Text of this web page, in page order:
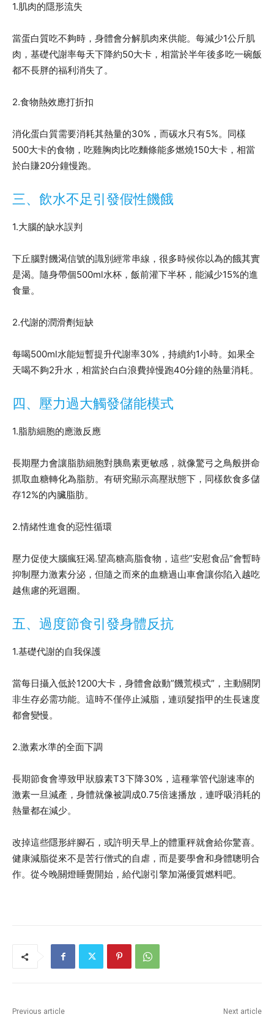
1.肌肉的隱形流失
當蛋白質吃不夠時，身體會分解肌肉來供能。每減少1公斤肌
肉，基礎代謝率每天下降約50大卡，相當於半年後多吃一碗飯
都不長胖的福利消失了。
2.食物熱效應打折扣
消化蛋白質需要消耗其熱量的30%，而碳水只有5%。同樣
500大卡的食物，吃雞胸肉比吃麵條能多燃燒150大卡，相當
於白賺20分鐘慢跑。
三、飲水不足引發假性饑餓
1.大腦的缺水誤判
下丘腦對饑渴信號的識別經常串線，很多時候你以為的餓其實
是渴。隨身帶個500ml水杯，飯前灌下半杯，能減少15%的進
食量。
2.代謝的潤滑劑短缺
每喝500ml水能短暫提升代謝率30%，持續約1小時。如果全
天喝不夠2升水，相當於白白浪費掉慢跑40分鐘的熱量消耗。
四、壓力過大觸發儲能模式
1.脂肪細胞的應激反應
長期壓力會讓脂肪細胞對胰島素更敏感，就像驚弓之鳥般拼命
抓取血糖轉化為脂肪。有研究顯示高壓狀態下，同樣飲食多儲
存12%的內臟脂肪。
2.情緒性進食的惡性循環
壓力促使大腦瘋狂渴.望高糖高脂食物，這些”安慰食品”會暫時
抑制壓力激素分泌，但隨之而來的血糖過山車會讓你陷入越吃
越焦慮的死迴圈。
五、過度節食引發身體反抗
1.基礎代謝的自我保護
當每日攝入低於1200大卡，身體會啟動”饑荒模式”，主動關閉
非生存必需功能。這時不僅停止減脂，連頭髮指甲的生長速度
都會變慢。
2.激素水準的全面下調
長期節食會導致甲狀腺素T3下降30%，這種掌管代謝速率的
激素一旦減產，身體就像被調成0.75倍速播放，連呼吸消耗的
熱量都在減少。
改掉這些隱形絆腳石，或許明天早上的體重秤就會給你驚喜。
健康減脂從來不是苦行僧式的自虐，而是要學會和身體聰明合
作。從今晚關燈睡覺開始，給代謝引擎加滿優質燃料吧。
Previous article Next article